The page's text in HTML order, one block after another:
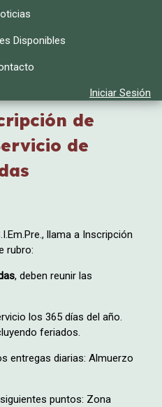
Disponibles
Iniciar Sesión
de
de
llama a Inscripción
rubro:
, deben reunir las
los 365 días del año.
feriados.
entregas diarias: Almuerzo
puntos: Zona